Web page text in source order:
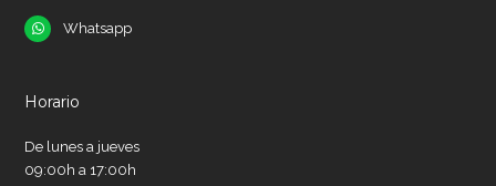
Whatsapp
Whatsapp
Horario
De lunes a jueves
09:00h a 17:00h